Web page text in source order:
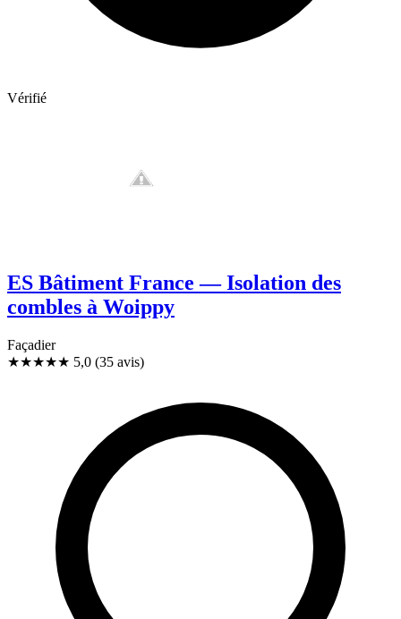
Vérifié
ES Bâtiment France — Isolation des
combles à Woippy
Façadier
★★★★★ 5,0 (35 avis)